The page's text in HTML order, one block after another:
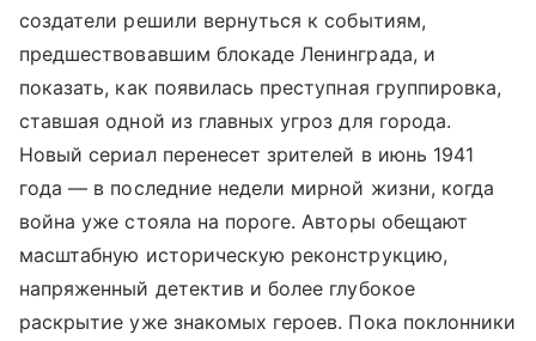
создатели решили вернуться к событиям,
предшествовавшим блокаде Ленинграда, и
показать, как появилась преступная группировка,
ставшая одной из главных угроз для города.
Новый сериал перенесет зрителей в июнь 1941
года — в последние недели мирной жизни, когда
война уже стояла на пороге. Авторы обещают
масштабную историческую реконструкцию,
напряженный детектив и более глубокое
раскрытие уже знакомых героев. Пока поклонники